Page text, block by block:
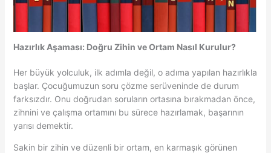
Hazırlık Aşaması: Doğru Zihin ve Ortam Nasıl Kurulur?
Her büyük yolculuk, ilk adımla değil, o adıma yapılan hazırlıkla
başlar. Çocuğumuzun soru çözme serüveninde de durum
farksızdır. Onu doğrudan soruların ortasına bırakmadan önce,
zihnini ve çalışma ortamını bu sürece hazırlamak, başarının
yarısı demektir.
Sakin bir zihin ve düzenli bir ortam, en karmaşık görünen